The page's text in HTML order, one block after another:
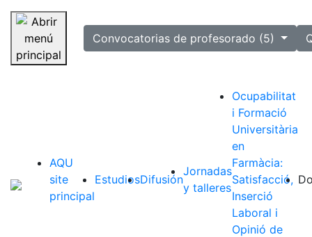
Saltar navegación
selectedConvocatorias de profesorado (5)
AQU
site
principal
EstudiosDifusión
Jornadas
y talleres
Ocupabilitat
i Formació
Universitària
en
Farmàcia:
Satisfacció,
Inserció
Laboral i
Opinió de